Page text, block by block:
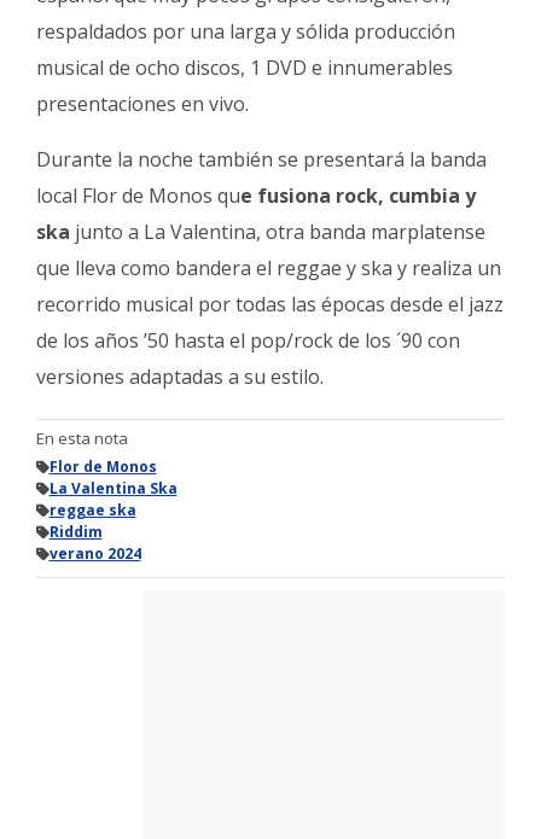
respaldados por una larga y sólida producción
musical de ocho discos, 1 DVD e innumerables
presentaciones en vivo.
Durante la noche también se presentará la banda
local Flor de Monos que fusiona rock, cumbia y
ska junto a La Valentina, otra banda marplatense
que lleva como bandera el reggae y ska y realiza un
recorrido musical por todas las épocas desde el jazz
de los años ’50 hasta el pop/rock de los ´90 con
versiones adaptadas a su estilo.
En esta nota
Flor de Monos
La Valentina Ska
reggae ska
Riddim
verano 2024